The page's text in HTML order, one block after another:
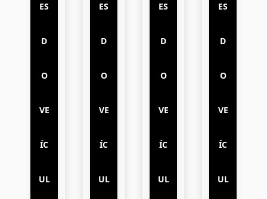
ES
D
O
VE
ÍC
UL
ES
D
O
VE
ÍC
UL
ES
D
O
VE
ÍC
UL
ES
D
O
VE
ÍC
UL